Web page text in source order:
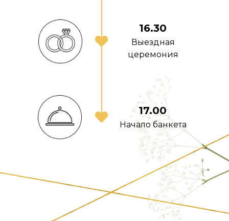
Выездная
церемония
16.30
Начало банкета
17.00